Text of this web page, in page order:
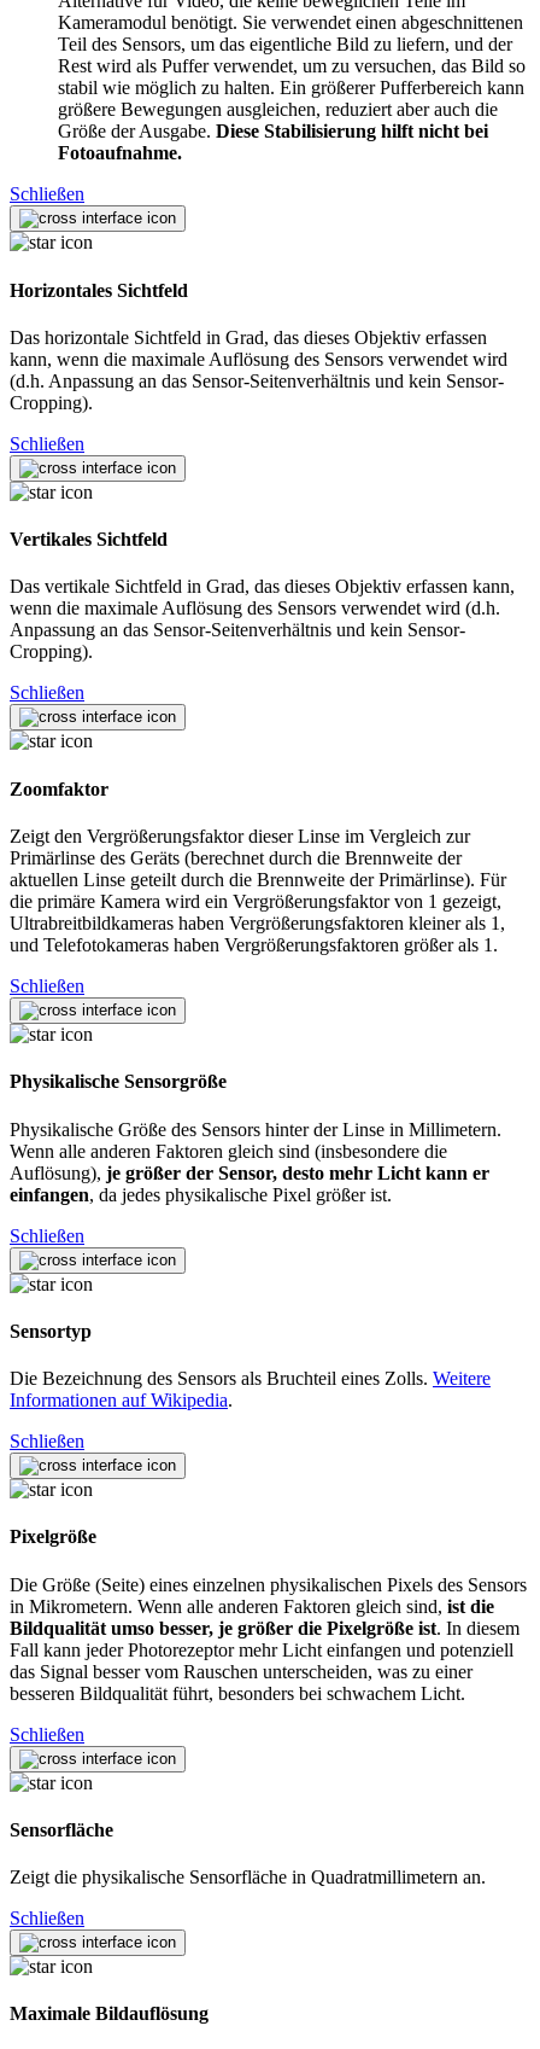
Kameramodul benötigt. Sie verwendet einen abgeschnittenen
Teil des Sensors, um das eigentliche Bild zu liefern, und der
Rest wird als Puffer verwendet, um zu versuchen, das Bild so
stabil wie möglich zu halten. Ein größerer Pufferbereich kann
größere Bewegungen ausgleichen, reduziert aber auch die
Größe der Ausgabe. Diese Stabilisierung hilft nicht bei
Fotoaufnahme.
Schließen
Horizontales Sichtfeld
Das horizontale Sichtfeld in Grad, das dieses Objektiv erfassen
kann, wenn die maximale Auflösung des Sensors verwendet wird
(d.h. Anpassung an das Sensor-Seitenverhältnis und kein Sensor-
Cropping).
Schließen
Vertikales Sichtfeld
Das vertikale Sichtfeld in Grad, das dieses Objektiv erfassen kann,
wenn die maximale Auflösung des Sensors verwendet wird (d.h.
Anpassung an das Sensor-Seitenverhältnis und kein Sensor-
Cropping).
Schließen
Zoomfaktor
Zeigt den Vergrößerungsfaktor dieser Linse im Vergleich zur
Primärlinse des Geräts (berechnet durch die Brennweite der
aktuellen Linse geteilt durch die Brennweite der Primärlinse). Für
die primäre Kamera wird ein Vergrößerungsfaktor von 1 gezeigt,
Ultrabreitbildkameras haben Vergrößerungsfaktoren kleiner als 1,
und Telefotokameras haben Vergrößerungsfaktoren größer als 1.
Schließen
Physikalische Sensorgröße
Physikalische Größe des Sensors hinter der Linse in Millimetern.
Wenn alle anderen Faktoren gleich sind (insbesondere die
Auflösung), je größer der Sensor, desto mehr Licht kann er
einfangen, da jedes physikalische Pixel größer ist.
Schließen
Sensortyp
Die Bezeichnung des Sensors als Bruchteil eines Zolls. Weitere
Informationen auf Wikipedia.
Schließen
Pixelgröße
Die Größe (Seite) eines einzelnen physikalischen Pixels des Sensors
in Mikrometern. Wenn alle anderen Faktoren gleich sind, ist die
Bildqualität umso besser, je größer die Pixelgröße ist. In diesem
Fall kann jeder Photorezeptor mehr Licht einfangen und potenziell
das Signal besser vom Rauschen unterscheiden, was zu einer
besseren Bildqualität führt, besonders bei schwachem Licht.
Schließen
Sensorfläche
Zeigt die physikalische Sensorfläche in Quadratmillimetern an.
Schließen
Maximale Bildauflösung